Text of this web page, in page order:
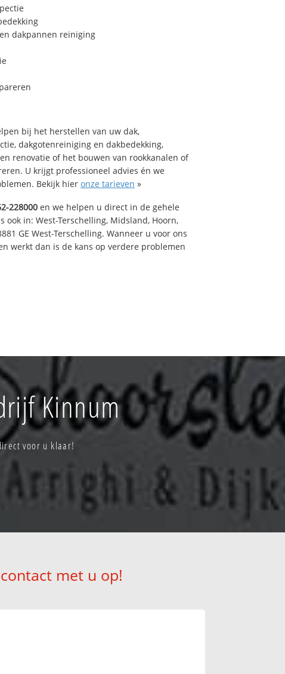
dakpannen reiniging
bij het herstellen van uw dak,
dakgotenreiniging en dakbedekking,
renovatie of het bouwen van rookkanalen of
U krijgt professioneel advies én we
Bekijk hier onze tarieven »
228000 en we helpen u direct in de gehele
ook in: West-Terschelling, Midsland, Hoorn,
GE West-Terschelling. Wanneer u voor ons
werkt dan is de kans op verdere problemen
Kinnum
voor u klaar!
met u op!